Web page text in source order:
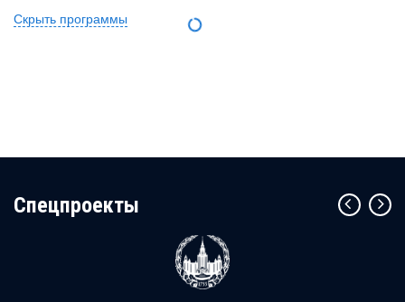
Скрыть программы
Cпецпроекты